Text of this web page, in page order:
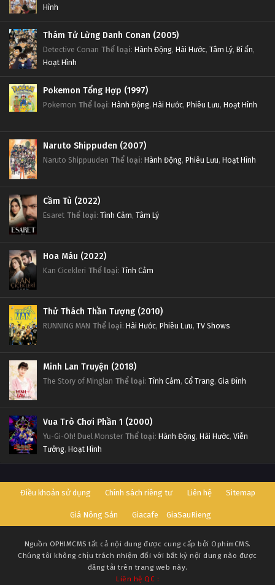
Hình
Thám Tử Lừng Danh Conan (2005)
Detective Conan Thể loại: Hành Động, Hài Hước, Tâm Lý, Bí ẩn,
Hoạt Hình
Pokemon Tổng Hợp (1997)
Pokemon Thể loại: Hành Động, Hài Hước, Phiêu Lưu, Hoạt Hình
Naruto Shippuden (2007)
Naruto Shippuuden Thể loại: Hành Động, Phiêu Lưu, Hoạt Hình
Cầm Tù (2022)
Esaret Thể loại: Tình Cảm, Tâm Lý
Hoa Máu (2022)
Kan Cicekleri Thể loại: Tình Cảm
Thử Thách Thần Tượng (2010)
RUNNING MAN Thể loại: Hài Hước, Phiêu Lưu, TV Shows
Minh Lan Truyện (2018)
The Story of Minglan Thể loại: Tình Cảm, Cổ Trang, Gia Đình
Vua Trò Chơi Phần 1 (2000)
Yu-Gi-Oh! Duel Monster Thể loại: Hành Động, Hài Hước, Viễn
Tưởng, Hoạt Hình
Điều khoản sử dụng Chính sách riêng tư Liên hệ Sitemap
Giá Nông Sản Giacafe GiaSauRieng
Nguồn OPHIMCMS tất cả nội dung được cung cấp bởi OphimCMS.
Chúng tôi không chịu trách nhiệm đối với bất kỳ nội dung nào được
đăng tải trên trang web này.
Liên hệ QC :